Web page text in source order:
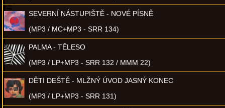
SEVERNÍ NÁSTUPIŠTĚ - NOVÉ PÍSNĚ
(MP3 / MC+MP3 - SRR 134)
PALMA - TĚLESO
(MP3 / LP+MP3 - SRR 132 / MMM 22)
DĚTI DEŠTĚ - MLŽNÝ ÚVOD JASNÝ KONEC
(MP3 / LP+MP3 - SRR 131)